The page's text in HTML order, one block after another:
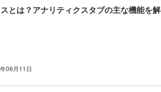
とは？アナリティクスタブの主な機能を解
06月11日